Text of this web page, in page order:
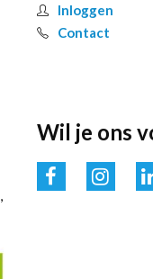
Inloggen
Contact
Wil je ons